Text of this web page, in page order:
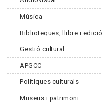
Música
Biblioteques, llibre i edició
Gestió cultural
APGCC
Polítiques culturals
Museus i patrimoni